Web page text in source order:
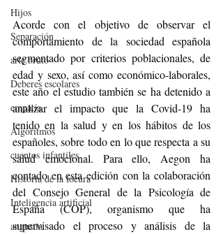
Hijos
Separación
arte bruto
Deberes escolares
empatía
Algoritmos
cuentos infantiles
Historia de la locura
Inteligencia artificial
angustia
Acorde con el objetivo de observar el
comportamiento de la sociedad española
segmentado por criterios poblacionales, de
edad y sexo, así como económico-laborales,
este año el estudio también se ha detenido a
analizar el impacto que la Covid-19 ha
tenido en la salud y en los hábitos de los
españoles, sobre todo en lo que respecta a su
salud emocional. Para ello, Aegon ha
contado en esta edición con la colaboración
del Consejo General de la Psicología de
España (COP), organismo que ha
supervisado el proceso y análisis de la